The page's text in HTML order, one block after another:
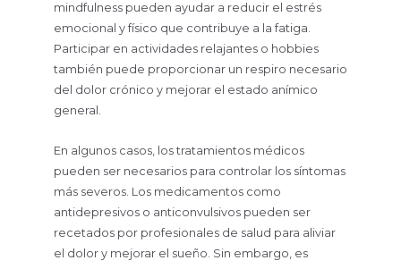
mindfulness pueden ayudar a reducir el estrés
emocional y físico que contribuye a la fatiga.
Participar en actividades relajantes o hobbies
también puede proporcionar un respiro necesario
del dolor crónico y mejorar el estado anímico
general.
En algunos casos, los tratamientos médicos
pueden ser necesarios para controlar los síntomas
más severos. Los medicamentos como
antidepresivos o anticonvulsivos pueden ser
recetados por profesionales de salud para aliviar
el dolor y mejorar el sueño. Sin embargo, es